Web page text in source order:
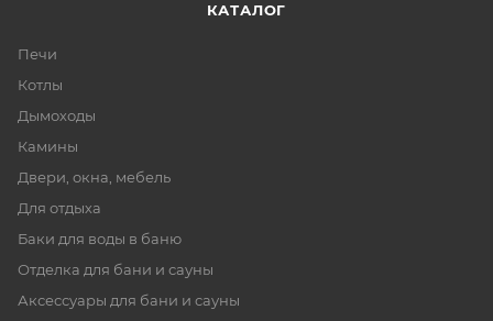
КАТАЛОГ
Печи
Котлы
Дымоходы
Камины
Двери, окна, мебель
Для отдыха
Баки для воды в баню
Отделка для бани и сауны
Аксессуары для бани и сауны